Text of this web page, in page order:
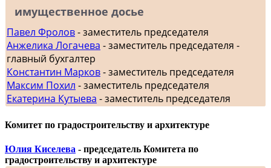
имущественное досье
Павел Фролов- заместитель председателя
Анжелика Логачева - заместитель председателя -
главный бухгалтер
Константин Марков- заместитель председателя
Максим Похил - заместитель председателя
Екатерина Кутыева - заместитель председателя
Комитет по градостроительству и архитектуре
Юлия Киселева - председатель Комитета по
градостроительству и архитектуре